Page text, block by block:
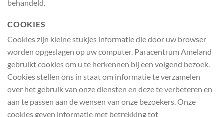
behandeld.
COOKIES
Cookies zijn kleine stukjes informatie die door uw browser
worden opgeslagen op uw computer. Paracentrum Ameland
gebruikt cookies om u te herkennen bij een volgend bezoek.
Cookies stellen ons in staat om informatie te verzamelen
over het gebruik van onze diensten en deze te verbeteren en
aan te passen aan de wensen van onze bezoekers. Onze
cookies geven informatie met betrekking tot